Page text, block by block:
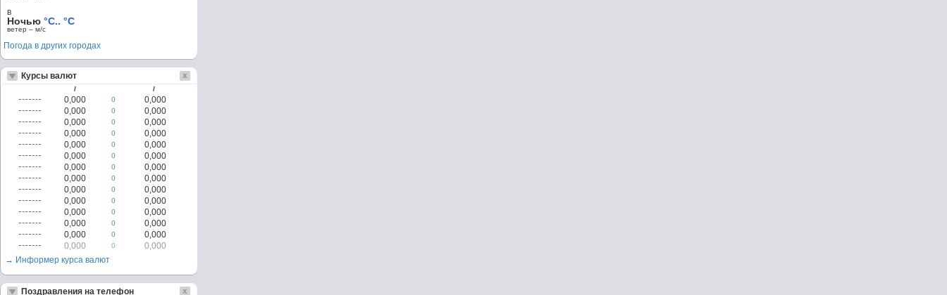
в
Ночью °C.. °C
ветер – м/c
Погода в других городах
Курсы валют
/ /
0,000 0
0,000
0,000
0
0,000
0,000
0
0,000
0,000
0
0,000
0,000
0
0,000
0,000
0
0,000
0,000
0
0,000
0,000
0
0,000
0,000
0
0,000
0,000
0
0,000
0,000
0
0,000
0,000
0
0,000
0,000
0
0,000
0,000
0
0,000
→ Информер курса валют
Поздравления на телефон